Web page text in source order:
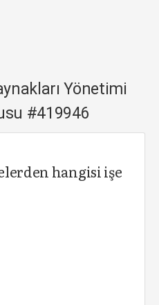
Yönetimi
#419946
hangisi işe